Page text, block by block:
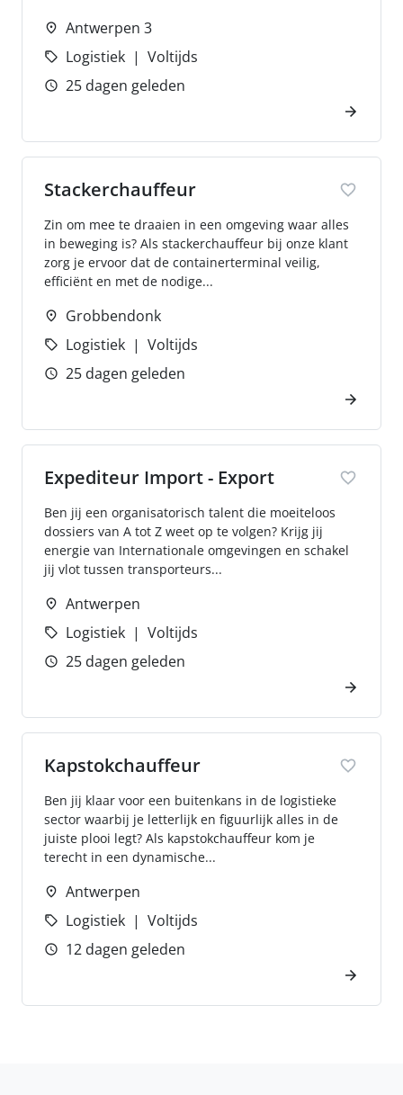
Antwerpen 3
Logistiek
Voltijds
25 dagen geleden
Stackerchauffeur
Zin om mee te draaien in een omgeving waar alles
in beweging is? Als stackerchauffeur bij onze klant
zorg je ervoor dat de containerterminal veilig,
efficiënt en met de nodige...
Grobbendonk
Logistiek
Voltijds
25 dagen geleden
Expediteur Import - Export
Ben jij een organisatorisch talent die moeiteloos
dossiers van A tot Z weet op te volgen? Krijg jij
energie van Internationale omgevingen en schakel
jij vlot tussen transporteurs...
Antwerpen
Logistiek
Voltijds
25 dagen geleden
Kapstokchauffeur
Ben jij klaar voor een buitenkans in de logistieke
sector waarbij je letterlijk en figuurlijk alles in de
juiste plooi legt? Als kapstokchauffeur kom je
terecht in een dynamische...
Antwerpen
Logistiek
Voltijds
12 dagen geleden